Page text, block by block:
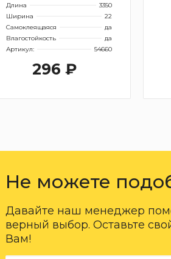
Длина
3350
Ширина
22
Самоклеящаяся
да
Влагостойкость
да
Артикул:
54660
296 ₽
Не можете
Давайте наш менеджер
верный выбор. Оставьте
Вам!